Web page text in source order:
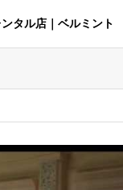
タル店｜ベルミント